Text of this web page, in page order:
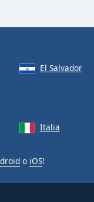
El Salvador
Italia
o iOS!